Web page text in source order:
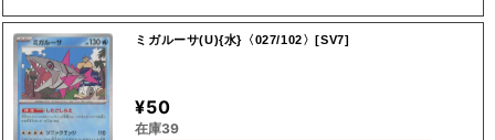
ミガルーサ(U){水}〈027/102〉[SV7]
¥50
在庫39